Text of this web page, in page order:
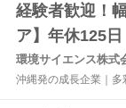
経験者歓迎！
ア】年休125日
環境サイエンス株式
沖縄発の成長企業｜